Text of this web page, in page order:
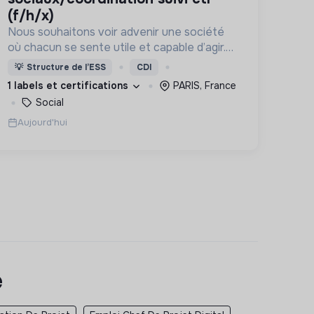
(f/h/x)
Nous souhaitons voir advenir une société
où chacun se sente utile et capable d’agir.
Pour cela, nous proposons des moyens et
des lieux d’engagement innovants et
adaptés à tous.
💡 Structure de l’ESS CDI
1 labels et certifications
PARIS, France
Social
Aujourd'hui